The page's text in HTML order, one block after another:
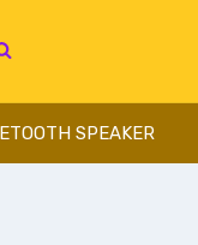
SPEAKER